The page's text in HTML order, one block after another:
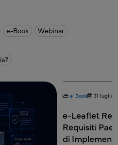
e-Book
Webinar
e-Book 31 luglio 2026 Etichettatura
Regolamenti Globali:
Paese per Paese e
Implementazione